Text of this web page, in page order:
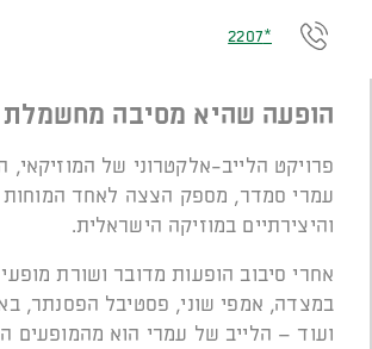
*2207
הופעה שהיא מסיבה מחשמלת
פרויקט הלייב-אלקטרוני של המוזיקאי,
עמרי סמדר, מספק הצצה לאחד המוחות
והיצירתיים במוזיקה הישראלית.
אחרי סיבוב הופעות מדובר ושורת
במצדה, אמפי שוני, פסטיבל הפסנתר,
ועוד – הלייב של עמרי הוא מהמופעים